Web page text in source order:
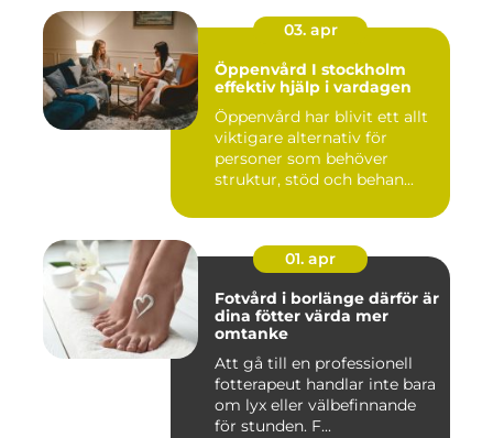
03. apr
Öppenvård I stockholm
effektiv hjälp i vardagen
Öppenvård har blivit ett allt
viktigare alternativ för
personer som behöver
struktur, stöd och behan...
01. apr
Fotvård i borlänge därför är
dina fötter värda mer
omtanke
Att gå till en professionell
fotterapeut handlar inte bara
om lyx eller välbefinnande
för stunden. F...